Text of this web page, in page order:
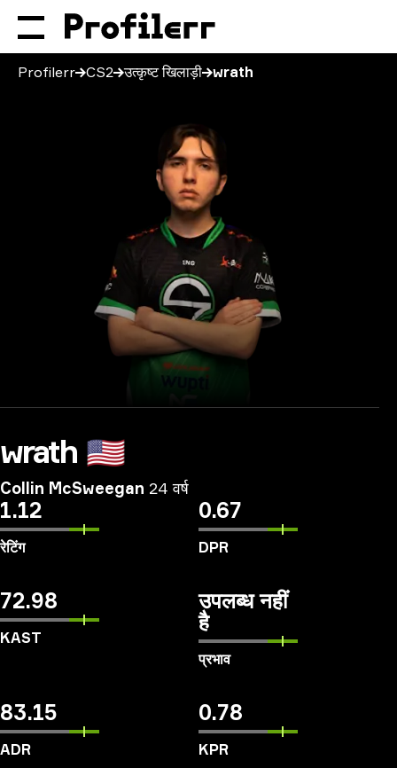
Profilerr CS2 उत्कृष्ट खिलाड़ी wrath
wrath 🇺🇸
Collin McSweegan 24 वर्ष
1.12
रेटिंग
0.67
DPR
72.98
KAST
उपलब्ध नहीं
है
प्रभाव
83.15
ADR
0.78
KPR